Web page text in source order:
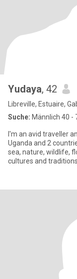
Yudaya, 42
Libreville, Estuaire,
Suche: Männlich 40 -
I'm an avid traveller
Uganda and 2
sea, nature, wildlife,
cultures and